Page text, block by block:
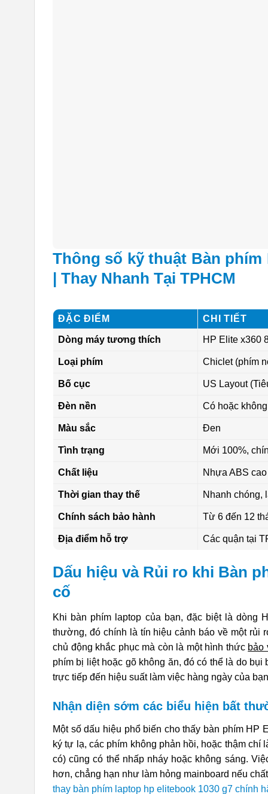
Thông số kỹ thuật Bàn phím
| Thay Nhanh Tại TPHCM
ĐẶC ĐIỂM CHI TIẾT
Dòng máy tương thích HP Elite x360
Loại phím Chiclet (phím
Bố cục US Layout
Đèn nền Có hoặc
Màu sắc Đen
Tình trạng Mới 100%,
Chất liệu Nhựa ABS
Thời gian thay thế Nhanh chóng,
Chính sách bảo hành Từ 6 đến 12
Địa điểm hỗ trợ Các quận tại
Dấu hiệu và Rủi ro khi Bàn
cố
Khi bàn phím laptop của bạn, đặc biệt là dòng
thường, đó chính là tín hiệu cảnh báo về một rủi
chủ động khắc phục mà còn là một hình thức bảo
phím bị liệt hoặc gõ không ăn, đó có thể là do
trực tiếp đến hiệu suất làm việc hàng ngày của
Nhận diện sớm các biểu hiện bất
Một số dấu hiệu phổ biến cho thấy bàn phím HP
ký tự lạ, các phím không phản hồi, hoặc thậm
có) cũng có thể nhấp nháy hoặc không sáng.
hơn, chẳng hạn như làm hỏng mainboard nếu
thay bàn phím laptop hp elitebook 1030 g7 chính